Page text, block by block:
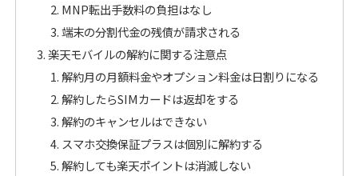
MNP転出手数料の負担はなし
端末の分割代金の残債が請求される
楽天モバイルの解約に関する注意点
解約月の月額料金やオプション料金は日割りになる
解約したらSIMカードは返却をする
解約のキャンセルはできない
スマホ交換保証プラスは個別に解約する
解約しても楽天ポイントは消滅しない